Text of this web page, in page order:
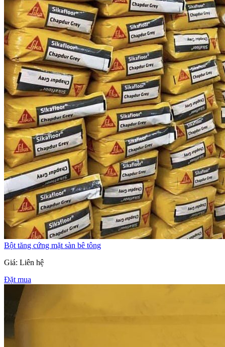
Bột tăng cứng mặt sàn bê tông
Giá: Liên hệ
Đặt mua